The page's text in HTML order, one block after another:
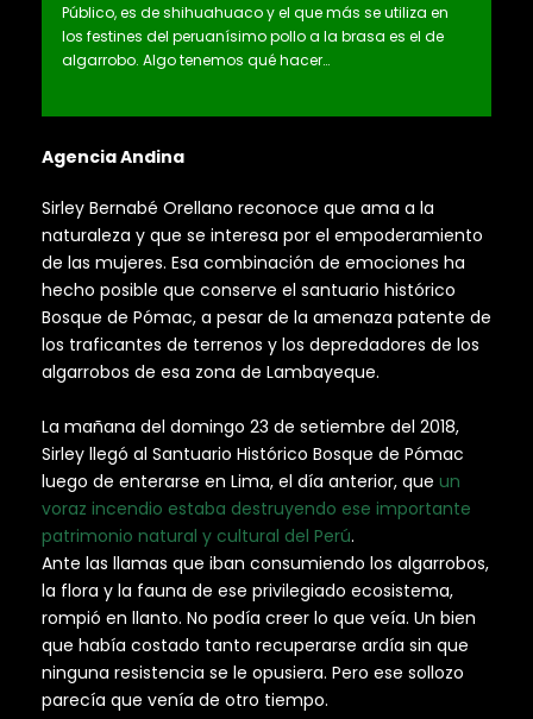
Público, es de shihuahuaco y el que más se utiliza en
los festines del peruanísimo pollo a la brasa es el de
algarrobo. Algo tenemos qué hacer…
Agencia Andina
Sirley Bernabé Orellano reconoce que ama a la
naturaleza y que se interesa por el empoderamiento
de las mujeres. Esa combinación de emociones ha
hecho posible que conserve el santuario histórico
Bosque de Pómac, a pesar de la amenaza patente de
los traficantes de terrenos y los depredadores de los
algarrobos de esa zona de Lambayeque.
La mañana del domingo 23 de setiembre del 2018,
Sirley llegó al Santuario Histórico Bosque de Pómac
luego de enterarse en Lima, el día anterior, que un
voraz incendio estaba destruyendo ese importante
patrimonio natural y cultural del Perú.
Ante las llamas que iban consumiendo los algarrobos,
la flora y la fauna de ese privilegiado ecosistema,
rompió en llanto. No podía creer lo que veía. Un bien
que había costado tanto recuperarse ardía sin que
ninguna resistencia se le opusiera. Pero ese sollozo
parecía que venía de otro tiempo.